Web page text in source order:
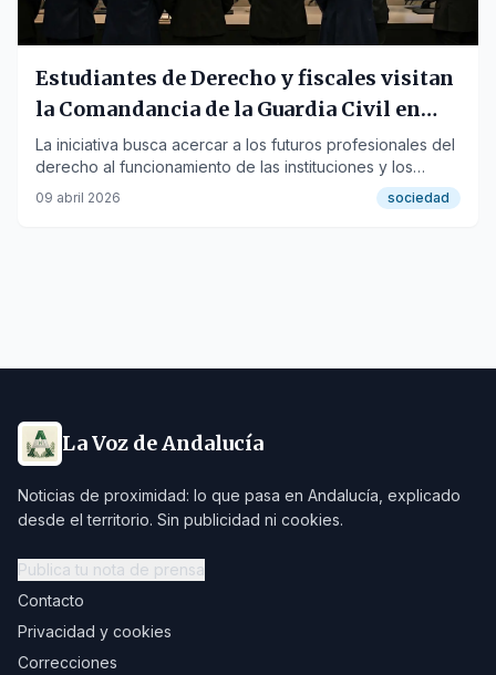
Estudiantes de Derecho y fiscales visitan
la Comandancia de la Guardia Civil en
Algeciras
La iniciativa busca acercar a los futuros profesionales del
derecho al funcionamiento de las instituciones y los
desafíos de seguridad en el Campo de Gibraltar.
09 abril 2026 sociedad
La Voz de Andalucía
Noticias de proximidad: lo que pasa en Andalucía, explicado
desde el territorio. Sin publicidad ni cookies.
Publica tu nota de prensa
Contacto
Privacidad y cookies
Correcciones